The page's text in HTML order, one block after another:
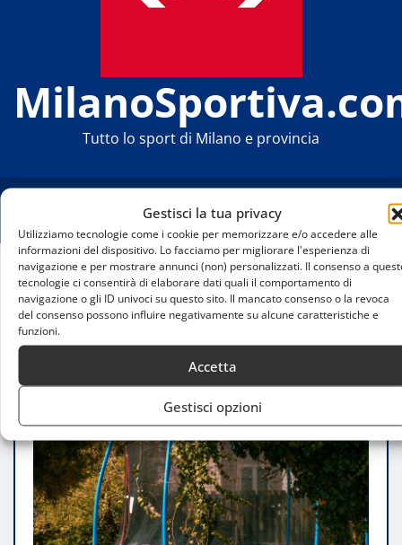
Gestisci la tua privacy
Utilizziamo tecnologie come i cookie per memorizzare e/o accedere alle
informazioni del dispositivo. Lo facciamo per migliorare l'esperienza di
navigazione e per mostrare annunci (non) personalizzati. Il consenso a
tecnologie ci consentirà di elaborare dati quali il comportamento di
navigazione o gli ID univoci su questo sito. Il mancato consenso o la revoca
del consenso possono influire negativamente su alcune caratteristiche e
funzioni.
Accetta
Gestisci opzioni
Tutto lo sport di Milano e provincia
Home
Dove Acquistare Attrezzature per Trampolino
Elastico a Milano